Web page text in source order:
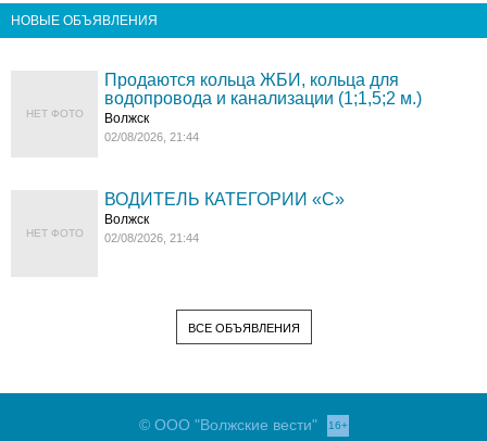
НОВЫЕ ОБЪЯВЛЕНИЯ
НЕТ ФОТО
Продаются кольца ЖБИ, кольца для
водопровода и канализации (1;1,5;2 м.)
Волжск
02/08/2026, 21:44
НЕТ ФОТО
ВОДИТЕЛЬ КАТЕГОРИИ «C»
Волжск
02/08/2026, 21:44
ВСЕ ОБЪЯВЛЕНИЯ
© ООО "Волжские вести" 16+